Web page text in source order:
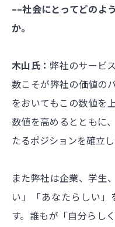
––社会にとってどのよ
か。
木山氏：弊社のサービ
数こそが弊社の価値の
をおいてもこの数値を
数値を高めるとともに
たるポジションを確立し
また弊社は企業、学生
い」「あなたらしい
す。誰もが「自分らし